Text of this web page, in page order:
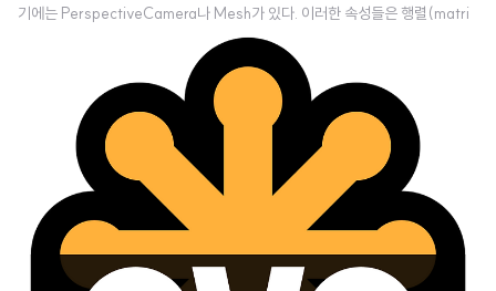
기에는 PerspectiveCamera나 Mesh가 있다. 이러한 속성들은 행렬(matri
x)으로 컴파일 된다. position objects position 속성은 다음과 같이 3차원에
서 x,y,z 축을 의미 사용하는 단위 1은 단위로 인식하면 되고, 경우에 따라 다 다
른 값을 가질 수 있다. (e.g. 1cm, 1m, 1km 등등) mesh.position.x = 0.7 me
sh.position.y = -0.6 mesh.position.z = 1 mesh.position.x = 0.7 mes